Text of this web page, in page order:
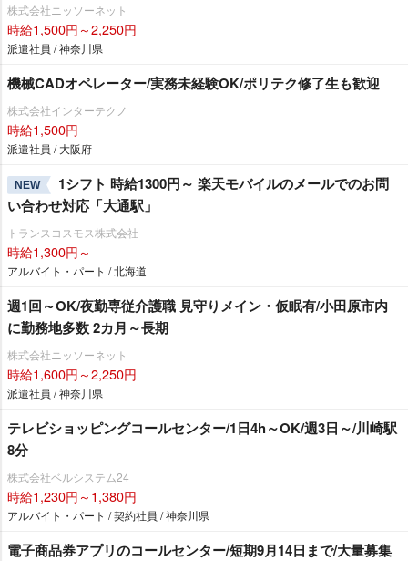
株式会社ニッソーネット
時給1,500円～2,250円
派遣社員 / 神奈川県
機械CADオペレーター/実務未経験OK/ポリテク修了生も歓迎
株式会社インターテクノ
時給1,500円
派遣社員 / 大阪府
NEW
1シフト 時給1300円～ 楽天モバイルのメールでのお問
い合わせ対応「大通駅」
トランスコスモス株式会社
時給1,300円～
アルバイト・パート / 北海道
週1回～OK/夜勤専従介護職 見守りメイン・仮眠有/小田原市内
に勤務地多数 2カ月～長期
株式会社ニッソーネット
時給1,600円～2,250円
派遣社員 / 神奈川県
テレビショッピングコールセンター/1日4h～OK/週3日～/川崎駅
8分
株式会社ベルシステム24
時給1,230円～1,380円
アルバイト・パート / 契約社員 / 神奈川県
電子商品券アプリのコールセンター/短期9月14日まで/大量募集